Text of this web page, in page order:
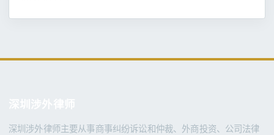
深圳涉外律师主要从事商事纠纷诉讼和仲裁、外商投资、公司法律